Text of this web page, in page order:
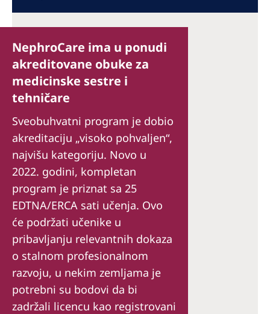
NephroCare ima u ponudi
akreditovane obuke za
medicinske sestre i
tehničare
Sveobuhvatni program je dobio
akreditaciju „visoko pohvaljen“,
najvišu kategoriju. Novo u
2022. godini, kompletan
program je priznat sa 25
EDTNA/ERCA sati učenja. Ovo
će podržati učenike u
pribavljanju relevantnih dokaza
o stalnom profesionalnom
razvoju, u nekim zemljama je
potrebni su bodovi da bi
zadržali licencu kao registrovani